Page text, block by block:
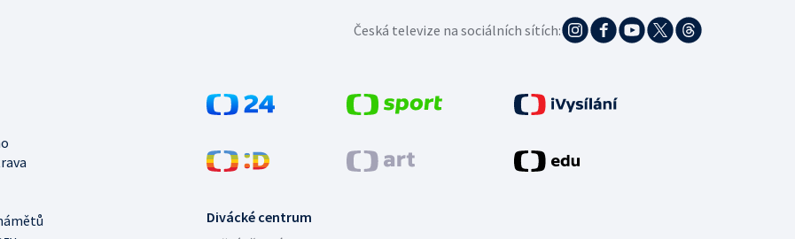
Divácké centrum
Česká televize na sociálních sítích: